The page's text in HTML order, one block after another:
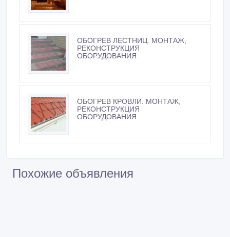
ОБОГРЕВ ЛЕСТНИЦ. МОНТАЖ,
РЕКОНСТРУКЦИЯ
ОБОРУДОВАНИЯ.
ОБОГРЕВ КРОВЛИ. МОНТАЖ,
РЕКОНСТРУКЦИЯ
ОБОРУДОВАНИЯ.
Похожие объявления